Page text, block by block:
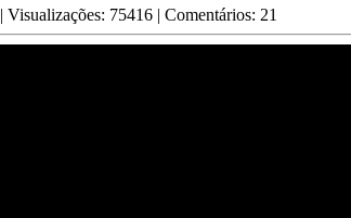
| Visualizações: 75416 | Comentários: 21